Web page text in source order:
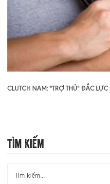
CLUTCH NAM: "TRỢ THỦ" ĐẮC
Tìm Kiếm